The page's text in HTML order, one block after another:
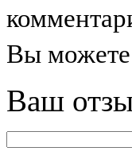
Вы можете
Ваш